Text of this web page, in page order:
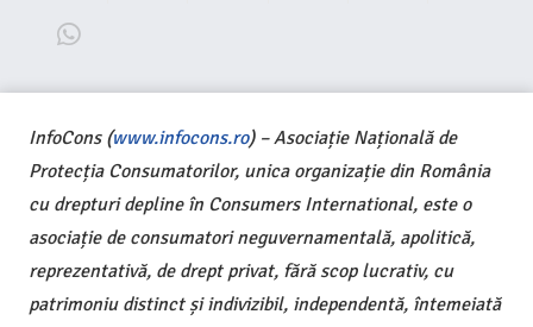
InfoCons (www.infocons.ro) – Asociație Națională de
Protecția Consumatorilor, unica organizație din România
cu drepturi depline în Consumers International, este o
asociație de consumatori neguvernamentală, apolitică,
reprezentativă, de drept privat, fără scop lucrativ, cu
patrimoniu distinct și indivizibil, independentă, întemeiată